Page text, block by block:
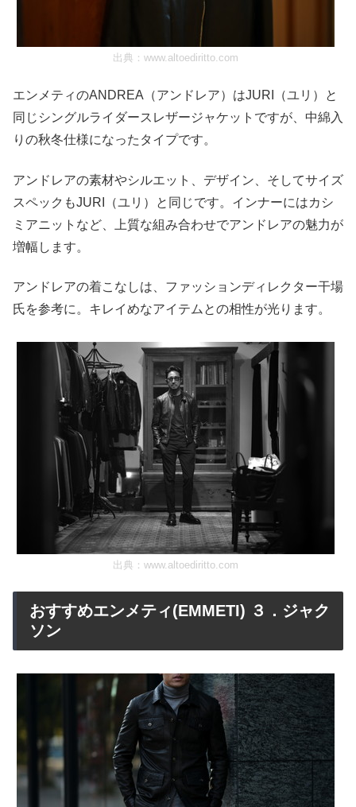
出典： www.altoediritto.com
エンメティのANDREA（アンドレア）はJURI（ユリ）と
同じシングルライダースレザージャケットですが、中綿入
りの秋冬仕様になったタイプです。
アンドレアの素材やシルエット、デザイン、そしてサイズ
スペックもJURI（ユリ）と同じです。インナーにはカシ
ミアニットなど、上質な組み合わせでアンドレアの魅力が
増幅します。
アンドレアの着こなしは、ファッションディレクター干場
氏を参考に。キレイめなアイテムとの相性が光ります。
出典： www.altoediritto.com
おすすめエンメティ(EMMETI) ３．ジャク
ソン